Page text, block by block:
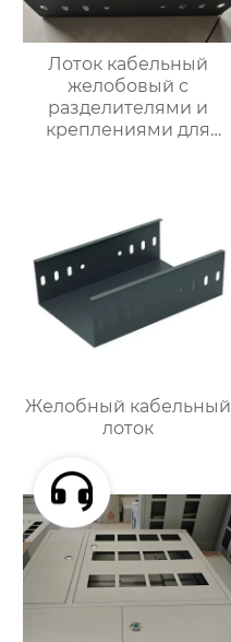
Лоток кабельный
желобовый с
разделителями и
креплениями для
Желобный кабельный
лоток